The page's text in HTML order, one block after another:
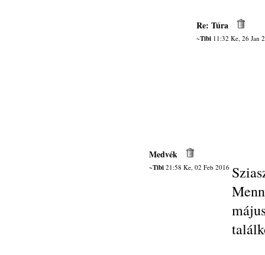
Re: Túra
~Tibi11:32 Ke, 26 Jan
Medvék
~Tibi21:58 Ke, 02 Feb 2016